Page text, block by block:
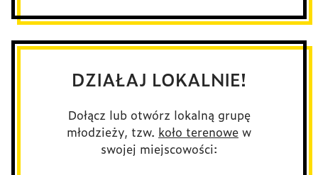
DZIAŁAJ LOKALNIE!
Dołącz lub otwórz lokalną grupę
młodzieży, tzw. koło terenowe w
swojej miejscowości: